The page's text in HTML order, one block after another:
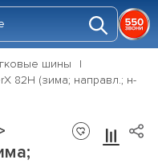
шины
82H (зима; направл.; н-